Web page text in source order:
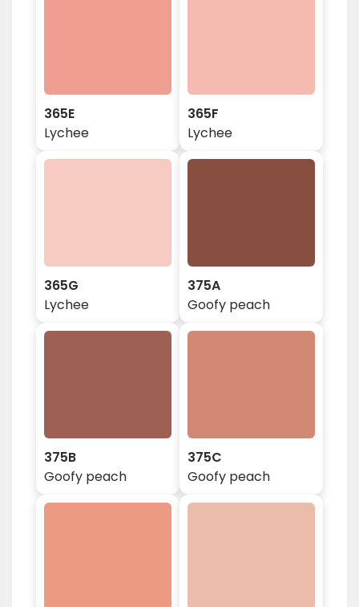
365E
Lychee
365F
Lychee
365G
Lychee
375A
Goofy peach
375B
Goofy peach
375C
Goofy peach